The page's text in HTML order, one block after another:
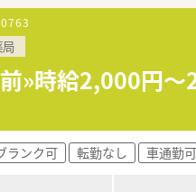
»時給2,000円
ランク可 転勤なし 車通勤可